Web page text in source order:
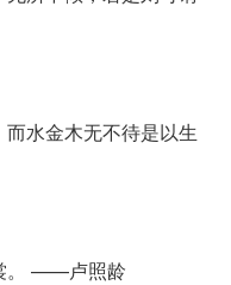
水金木无不待是以生
。 ——卢照龄